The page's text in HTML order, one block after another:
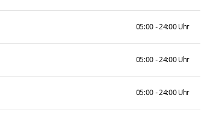
05:00 - 24:00 Uhr
05:00 - 24:00 Uhr
05:00 - 24:00 Uhr